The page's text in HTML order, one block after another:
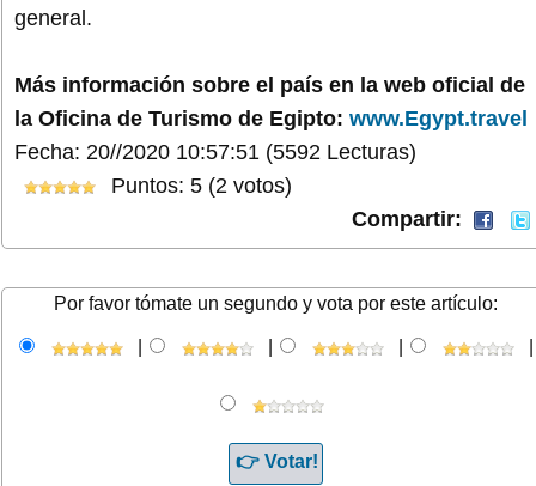
general.
Más información sobre el país en la web oficial de
la Oficina de Turismo de Egipto: www.Egypt.travel
Fecha: 20//2020 10:57:51 (5592 Lecturas)
Puntos: 5 (2 votos)
Compartir:
Por favor tómate un segundo y vota por este artículo: